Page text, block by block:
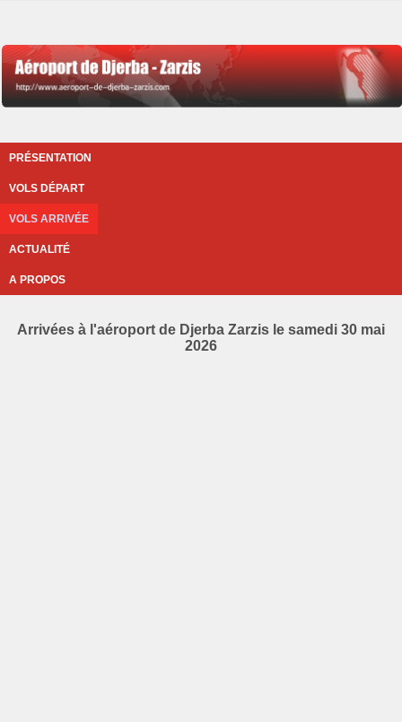
PRÉSENTATION
VOLS DÉPART
VOLS ARRIVÉE
ACTUALITÉ
A PROPOS
Arrivées à l'aéroport de Djerba Zarzis le samedi 30 mai
2026